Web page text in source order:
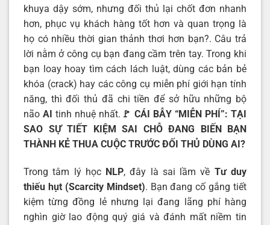
khuya dậy sớm, nhưng đối thủ lại chốt đơn nhanh
hơn, phục vụ khách hàng tốt hơn và quan trọng là
họ có nhiều thời gian thảnh thơi hơn bạn?. Câu trả
lời nằm ở công cụ bạn đang cầm trên tay. Trong khi
bạn loay hoay tìm cách lách luật, dùng các bản bẻ
khóa (crack) hay các công cụ miễn phí giới hạn tính
năng, thì đối thủ đã chi tiền để sở hữu những bộ
não AI tinh nhuệ nhất. 🚩 CÁI BẪY “MIỄN PHÍ”: TẠI
SAO SỰ TIẾT KIỆM SAI CHỖ ĐANG BIẾN BẠN
THÀNH KẺ THUA CUỘC TRƯỚC ĐỐI THỦ DÙNG AI?
Trong tâm lý học NLP, đây là sai lầm về Tư duy
thiếu hụt (Scarcity Mindset). Bạn đang cố gắng tiết
kiệm từng đồng lẻ nhưng lại đang lãng phí hàng
nghìn giờ lao động quý giá và đánh mất niềm tin